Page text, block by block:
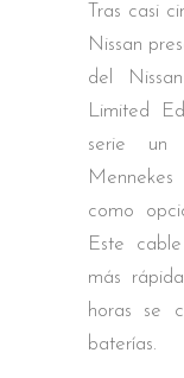
Tras casi
Nissan
del
Limited
serie un
como
Este
más
horas se
baterías.